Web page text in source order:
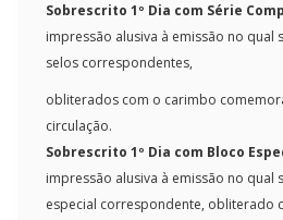
Sobrescrito 1º Dia com Série
impressão alusiva à emissão no qual
selos correspondentes,
obliterados com o carimbo
circulação.
Sobrescrito 1º Dia com Bloco
impressão alusiva à emissão no qual
especial correspondente, obliterado